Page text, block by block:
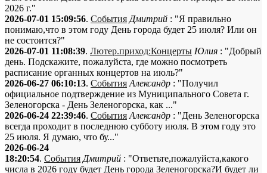
2026 г."
2026-07-01 15:09:56. События Дмитрий : "Я правильно
понимаю,что в этом году День города будет 25 июля? Или он
не состоится?"
2026-07-01 11:08:39. Лютер.приход:Концерты Юлия : "Добрый
день. Подскажите, пожалуйста, где можно посмотреть
расписание органных концертов на июль?"
2026-06-27 06:10:13. События Александр : "Получил
официальное подтверждение из Муниципального Совета г.
Зеленогорска - День Зеленогорска, как ..."
2026-06-24 22:39:46. События Александр : "День Зеленогорска
всегда проходит в последнюю субботу июля. В этом году это
25 июля. Я думаю, что бу..."
2026-06-24
18:20:54. События Дмитрий : "Ответьте,пожалуйста,какого
числа в 2026 году будет День города Зеленогорска?И будет ли